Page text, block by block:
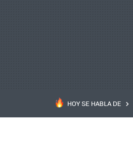
HOY SE HABLA DE